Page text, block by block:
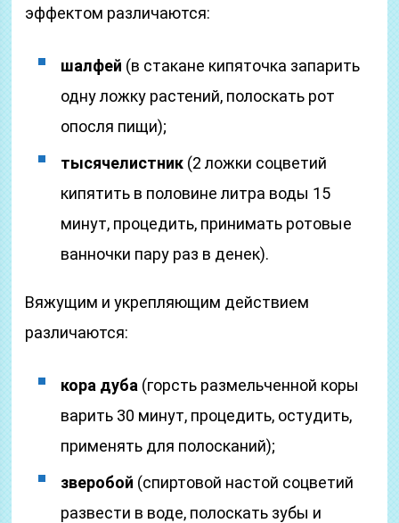
эффектом различаются:
шалфей (в стакане кипяточка запарить
одну ложку растений, полоскать рот
опосля пищи);
тысячелистник (2 ложки соцветий
кипятить в половине литра воды 15
минут, процедить, принимать ротовые
ванночки пару раз в денек).
Вяжущим и укрепляющим действием
различаются:
кора дуба (горсть размельченной коры
варить 30 минут, процедить, остудить,
применять для полосканий);
зверобой (спиртовой настой соцветий
развести в воде, полоскать зубы и